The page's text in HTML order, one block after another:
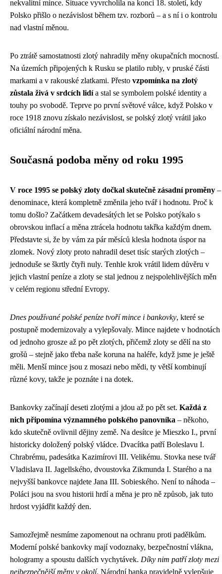
nekvalitní mince. Situace vyvrcholila na konci 18. století, kdy
Polsko přišlo o nezávislost během tzv. rozborů – a s ní i o kontrolu
nad vlastní měnou.
Po ztrátě samostatnosti zlotý nahradily měny okupačních mocností.
Na územích připojených k Rusku se platilo rubly, v pruské části
markami a v rakouské zlatkami. Přesto vzpomínka na zlotý
zůstala živá v srdcích lidía stal se symbolem polské identity a
touhy po svobodě. Teprve po první světové válce, když Polsko v
roce 1918 znovu získalo nezávislost, se polský zlotý vrátil jako
oficiální národní měna.
Současná podoba měny od roku 1995
V roce 1995 se polský zloty dočkal skutečně zásadní proměny –
denominace, která kompletně změnila jeho tvář i hodnotu. Proč k
tomu došlo? Začátkem devadesátých let se Polsko potýkalo s
obrovskou inflací a měna ztrácela hodnotu takřka každým dnem.
Představte si, že by vám za pár měsíců klesla hodnota úspor na
zlomek. Nový zloty proto nahradil deset tisíc starých zlotých –
jednoduše se škrtly čtyři nuly. Tenhle krok vrátil lidem důvěru v
jejich vlastní peníze a zloty se stal jednou z nejspolehlivějších měn
v celém regionu střední Evropy.
Dnes používané polské peníze tvoří mince i bankovky, které se
postupně modernizovaly a vylepšovaly. Mince najdete v hodnotách
od jednoho grosze až po pět zlotých, přičemž zloty se dělí na sto
grošů – stejně jako třeba naše koruna na haléře, když jsme je ještě
měli. Menší mince jsou z mosazi nebo mědi, ty větší kombinují
různé kovy, takže je poznáte i na dotek.
Bankovky začínají deseti zlotými a jdou až po pět set. Každá z
nich připomína významného polského panovníka – někoho,
kdo skutečně ovlivnil dějiny země. Na desítce je Mieszko I., první
historicky doložený polský vládce. Dvacítka patří Boleslavu I.
Chrabrému, padesátka Kazimírovi III. Velikému. Stovka nese tvář
Vladislava II. Jagellského, dvoustovka Zikmunda I. Starého a na
nejvyšší bankovce najdete Jana III. Sobieského. Není to náhoda –
Poláci jsou na svou historii hrdí a měna je pro ně způsob, jak tuto
hrdost vyjádřit každý den.
Samozřejmě nesmíme zapomenout na ochranu proti padělkům.
Moderní polské bankovky mají vodoznaky, bezpečnostní vlákna,
hologramy a spoustu dalších vychytávek. Díky nim patří zloty mezi
nejbezpečnější měny v okolí. Národní banka pravidelně vylepšuje